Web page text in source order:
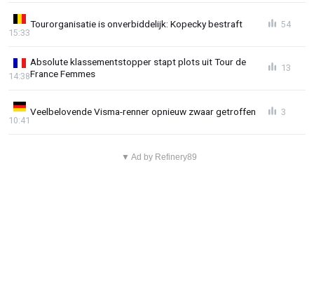
Tourorganisatie is onverbiddelijk: Kopecky bestraft
15:33
54
Absolute klassementstopper stapt plots uit Tour de
France Femmes
14:38
13
Veelbelovende Visma-renner opnieuw zwaar getroffen
10:41
3
▼ Ad by Refinery89